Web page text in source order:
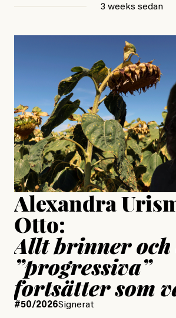
Jonas Lundström
Publicerad24 July, 2026
#23/2026
Jesper
är ganska
Jesper Lundby
Publicerad15 July, 2026
Uppdaterad15 July, 2026
3 weeks sedan
Alexandra
Otto:
Allt brinner och
”progressiva”
fortsätter som
#50/2026Signerat